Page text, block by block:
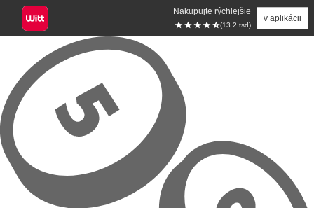
Nakupujte rýchlejšie
(13.2 tsd)
v aplikácii
Prejsť na hlavný obsah